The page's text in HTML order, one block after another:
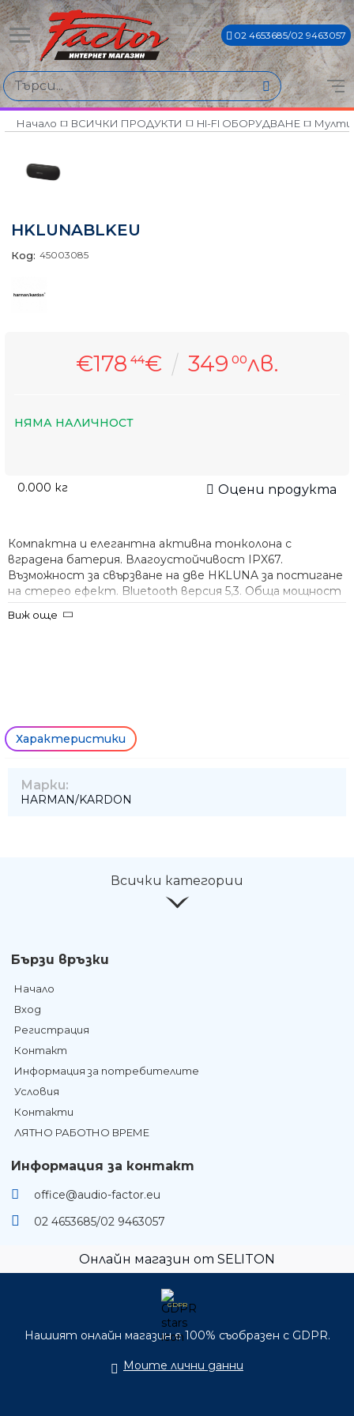
02 4653685/02 9463057
Начало ВСИЧКИ ПРОДУКТИ HI-FI ОБОРУДВАНЕ
HKLUNABLKEU
Код: 45003085
€178 44€ 349 00лв.
НЯМА НАЛИЧНОСТ
0.000 кг Оцени продукта
Компактна и елегантна активна тонколона с
вградена батерия. Влагоустойчивост IPX67.
Възможност за свързване на две HKLUNA за постигане
на стерео ефект. Bluetooth версия 5,3. Обща мощност
40W.
Виж още
Характеристики
Марки:
HARMAN/KARDON
Всички категории
Бързи връзки
Начало
Вход
Регистрация
Контакт
Информация за потребителите
Условия
Контакти
ЛЯТНО РАБОТНО ВРЕМЕ
Информация за контакт
office@audio-factor.eu
02 4653685/02 9463057
Онлайн магазин от SELITON
GDPR
Нашият онлайн магазин е 100% съобразен с GDPR.
Моите лични данни